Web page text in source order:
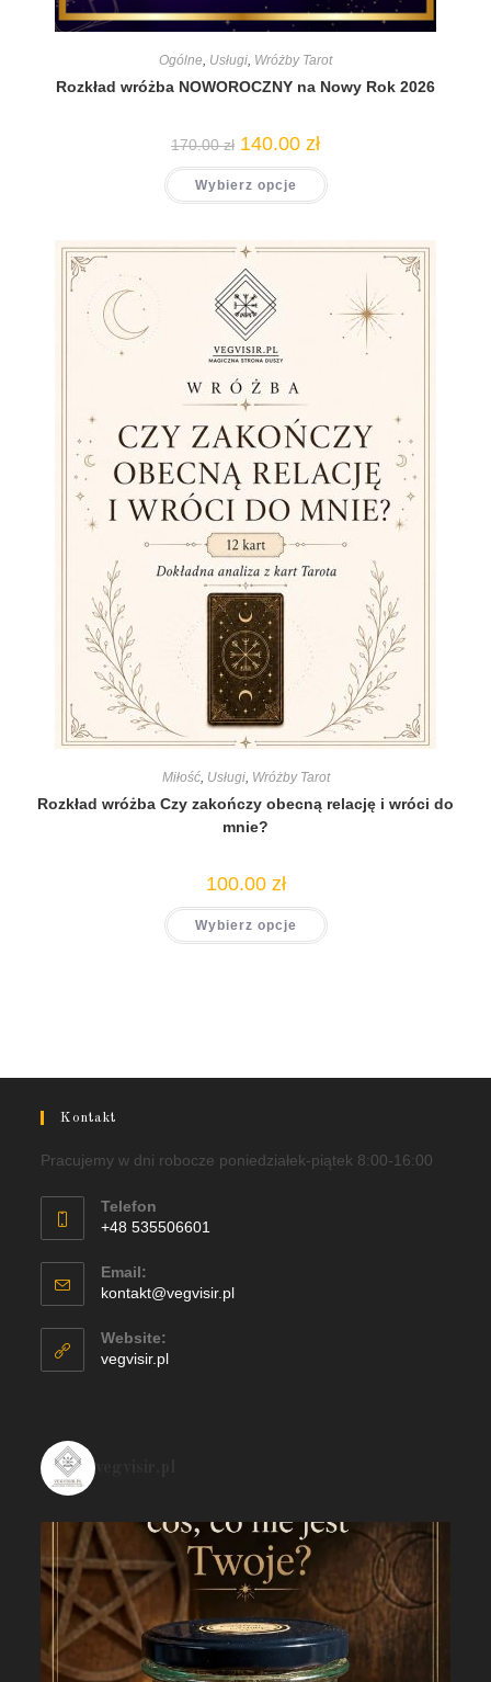
Ogólne, Usługi, Wróżby Tarot
Rozkład wróżba NOWOROCZNY na Nowy Rok 2026
170.00zł 140.00 zł
Wybierz opcje
Miłość, Usługi, Wróżby Tarot
Rozkład wróżba Czy zakończy obecną relację i wróci do
mnie?
100.00 zł
Wybierz opcje
Kontakt
Pracujemy w dni robocze poniedziałek-piątek 8:00-16:00
Telefon
+48 535506601
Email:
kontakt@vegvisir.pl
Website:
vegvisir.pl